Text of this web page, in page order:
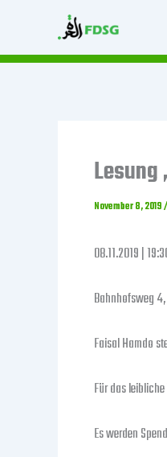
springen
November 8, 2019/
08.11.2019 |
Bahnhofsweg
Faisal Hamdo
Für das
Es werden